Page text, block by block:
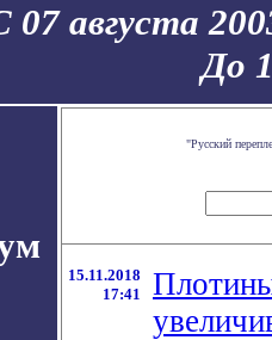
07 августа
До
"Русский
15.11.2018
17:41